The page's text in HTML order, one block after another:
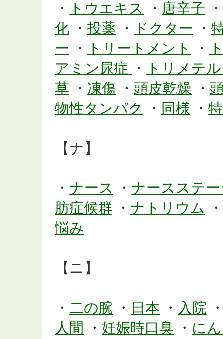
・ トウエキス ・ 唐辛子 ・
化 ・ 投薬 ・ ドクター ・
ー ・ トリートメント ・
アミン尿症
・
トリメテ
草 ・ 凍傷 ・ 頭皮乾燥 ・
物性タンパク
・ 同様 ・
【ナ】
・ ナース ・ ナースステ
肪症候群 ・ ナトリウム
・
悩み
【ニ】
・ 二の腕 ・ 日本 ・ 入院
人間
・ 妊娠時口臭 ・ に